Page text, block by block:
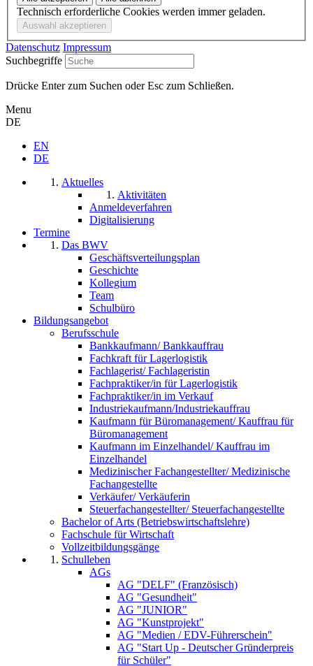
Technisch erforderliche Cookies werden immer geladen.
Datenschutz Impressum
Suchbegriffe
Drücke Enter zum Suchen oder Esc zum Schließen.
Menu
DE
EN
DE
Aktuelles
Aktivitäten
Anmeldeverfahren
Digitalisierung
Termine
Das BWV
Geschäftsverteilungsplan
Geschichte
Kollegium
Team
Schulbüro
Bildungsangebot
Berufsschule
Bankkaufmann/ Bankkauffrau
Fachkraft für Lagerlogistik
Fachlagerist/ Fachlageristin
Fachpraktiker/in für Lagerlogistik
Fachpraktiker/in im Verkauf
Industriekaufmann/Industriekauffrau
Kaufmann für Büromanagement/ Kauffrau für
Büromanagement
Kaufmann im Einzelhandel/ Kauffrau im
Einzelhandel
Medizinischer Fachangestellter/ Medizinische
Fachangestellte
Verkäufer/ Verkäuferin
Steuerfachangestellter/ Steuerfachangestellte
Bachelor of Arts (Betriebswirtschaftslehre)
Fachschule für Wirtschaft
Vollzeitbildungsgänge
Schulleben
AGs
AG "DELF" (Französisch)
AG "Gesundheit"
AG "JUNIOR"
AG "Kunstprojekt"
AG "Medien / EDV-Führerschein"
AG "Start Up - Deutscher Gründerpreis
für Schüler"